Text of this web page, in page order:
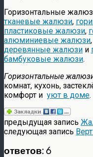
Горизонтальные
тканевые жалюзи,
пластиковые жалюзи,
алюминиевые жалюзи,
деревянные жалюзи и
бамбуковые жалюзи.
Горизонтальные
комнат, кухонь,
комфорт и уют в доме.
предыдущая запись
следующая запись
ответов: 6